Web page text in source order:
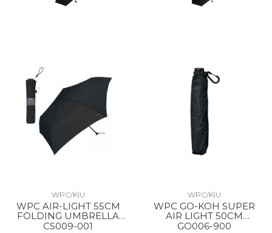
WPC/KIU
WPC AIR-LIGHT 55CM
FOLDING UMBRELLA
BLACK
CS009-001
WPC/KIU
WPC GO-KOH SUPER
AIR LIGHT 50CM
FOLDING PARASOL 900
GO006-900